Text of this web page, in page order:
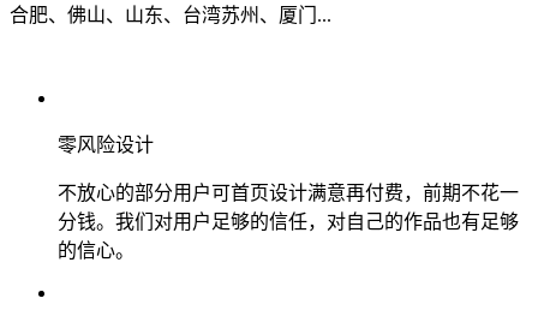
合肥、佛山、山东、台湾苏州、厦门...
零风险设计
不放心的部分用户可首页设计满意再付费，前期不花一
分钱。我们对用户足够的信任，对自己的作品也有足够
的信心。